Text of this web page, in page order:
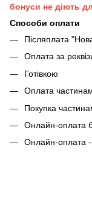
бонуси не діють
Способи оплати
Післяплата
Оплата за
Готівкою
Оплата
Покупка
Онлайн-оплата
Онлайн-оплата